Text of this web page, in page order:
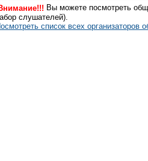
Вы можете посмотреть
слушателей).
список всех организаторов